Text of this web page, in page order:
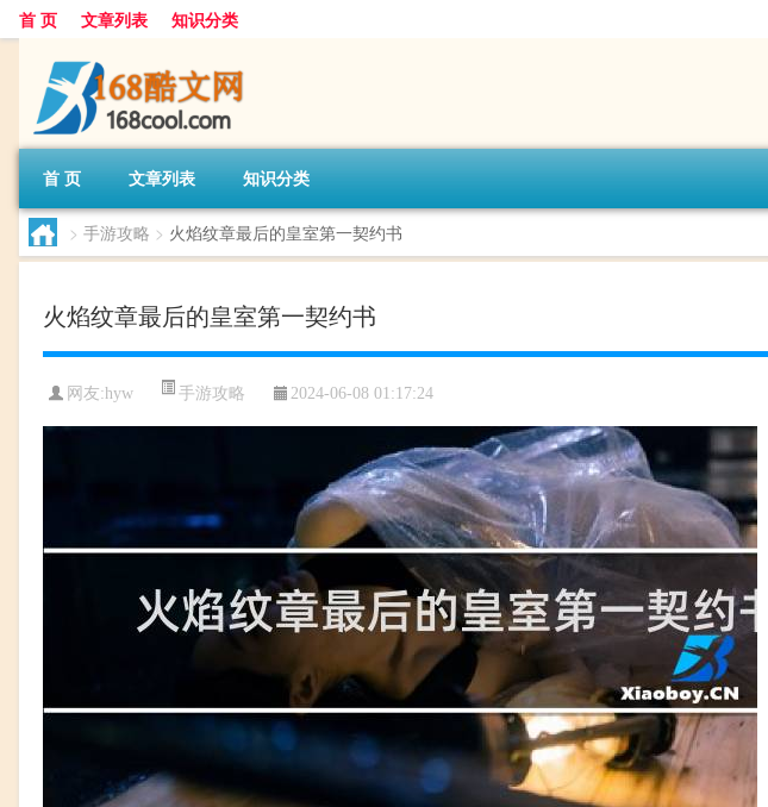
首 页 文章列表 知识分类
首 页 文章列表 知识分类
> 手游攻略 > 火焰纹章最后的皇室第一契约书
火焰纹章最后的皇室第一契约书
网友:hyw 手游攻略 2024-06-08 01:17:24